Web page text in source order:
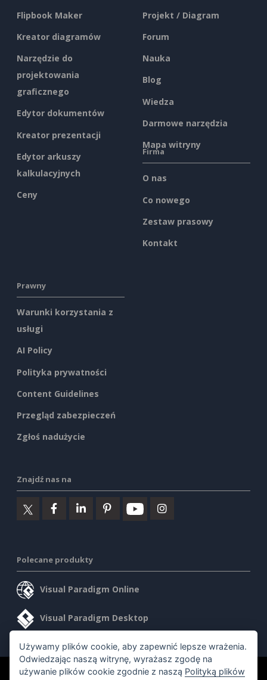
Flipbook Maker
Kreator diagramów
Narzędzie do
projektowania
graficznego
Edytor dokumentów
Kreator prezentacji
Edytor arkuszy
kalkulacyjnych
Ceny
Projekt / Diagram
Forum
Nauka
Blog
Wiedza
Darmowe narzędzia
Mapa witryny
Firma
O nas
Co nowego
Zestaw prasowy
Kontakt
Prawny
Warunki korzystania z
usługi
AI Policy
Polityka prywatności
Content Guidelines
Przegląd zabezpieczeń
Zgłoś nadużycie
Znajdź nas na
Polecane produkty
Visual Paradigm Online
Visual Paradigm Desktop
©2026 by Visual Paradigm. Wszelkie prawa zastrzeżone.
Używamy plików cookie, aby zapewnić lepsze wrażenia.
Odwiedzając naszą witrynę, wyrażasz zgodę na
używanie plików cookie zgodnie z naszą Polityką plików